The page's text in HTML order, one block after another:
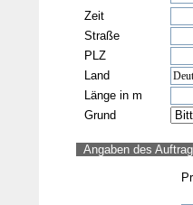
Zeit
Straße
PLZ
Land
Länge in m
Grund
Angaben des